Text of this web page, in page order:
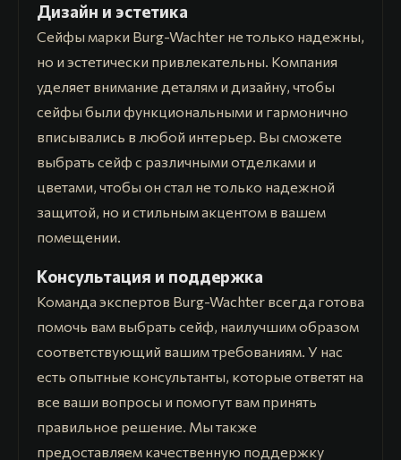
Дизайн и эстетика
Сейфы марки Burg-Wachter не только надежны,
но и эстетически привлекательны. Компания
уделяет внимание деталям и дизайну, чтобы
сейфы были функциональными и гармонично
вписывались в любой интерьер. Вы сможете
выбрать сейф с различными отделками и
цветами, чтобы он стал не только надежной
защитой, но и стильным акцентом в вашем
помещении.
Консультация и поддержка
Команда экспертов Burg-Wachter всегда готова
помочь вам выбрать сейф, наилучшим образом
соответствующий вашим требованиям. У нас
есть опытные консультанты, которые ответят на
все ваши вопросы и помогут вам принять
правильное решение. Мы также
предоставляем качественную поддержку